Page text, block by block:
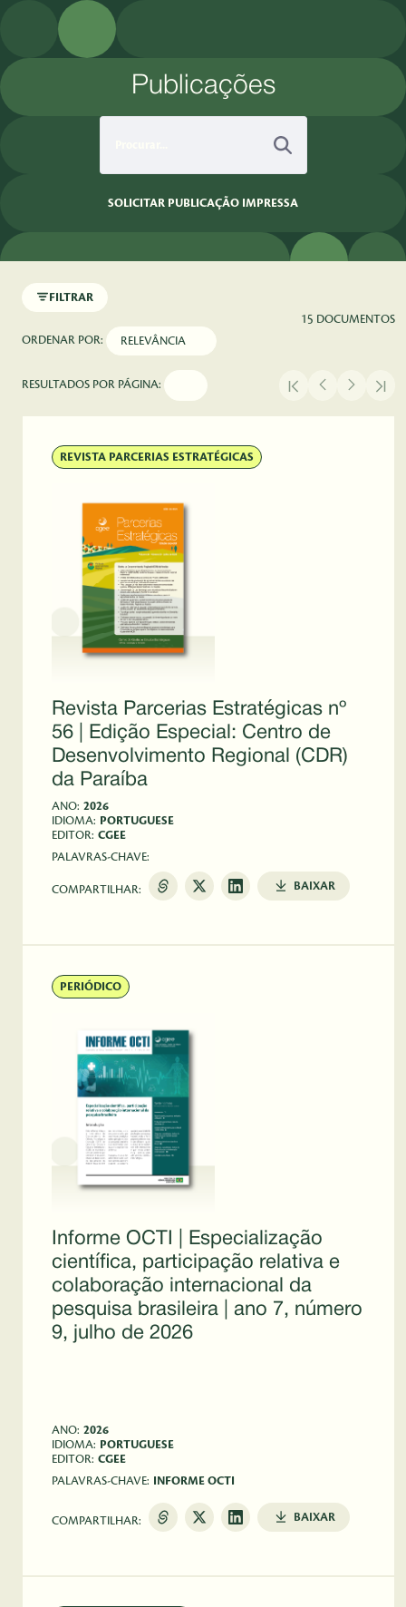
Pular para o Conteúdo principal
Publicações
SOLICITAR PUBLICAÇÃO IMPRESSA
FILTRAR
15 DOCUMENTOS
ORDENAR POR:
RESULTADOS POR PÁGINA:
REVISTA PARCERIAS ESTRATÉGICAS
Revista Parcerias Estratégicas nº
56 | Edição Especial: Centro de
Desenvolvimento Regional (CDR)
da Paraíba
ANO: 2026
IDIOMA: PORTUGUESE
EDITOR: CGEE
PALAVRAS-CHAVE:
COMPARTILHAR: BAIXAR
PERIÓDICO
Informe OCTI | Especialização
científica, participação relativa e
colaboração internacional da
pesquisa brasileira | ano 7, número
9, julho de 2026
ANO: 2026
IDIOMA: PORTUGUESE
EDITOR: CGEE
PALAVRAS-CHAVE:
INFORME OCTI
COMPARTILHAR: BAIXAR